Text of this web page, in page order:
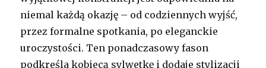
niemal każdą okazję – od codziennych wyjść,
przez formalne spotkania, po eleganckie
uroczystości. Ten ponadczasowy fason
podkreśla kobiecą sylwetkę i dodaje stylizacji